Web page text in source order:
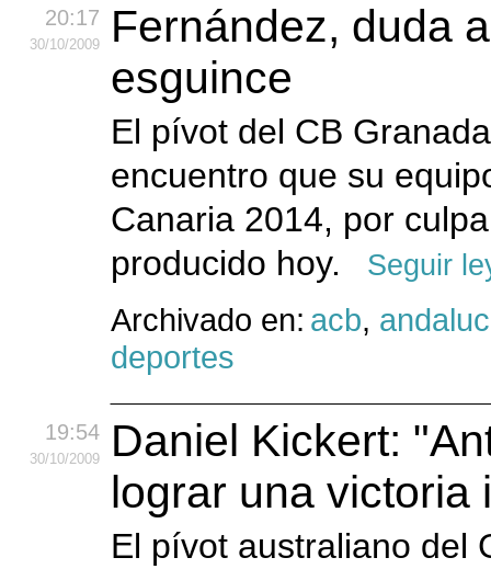
20:17
30/10/2009
Fernández, duda
esguince
El pívot del CB
encuentro que su
Canaria 2014, por
producido hoy.
Seguir
Archivado en: acb,
deportes
19:54
30/10/2009
Daniel Kickert:
lograr una victoria
El pívot australiano del